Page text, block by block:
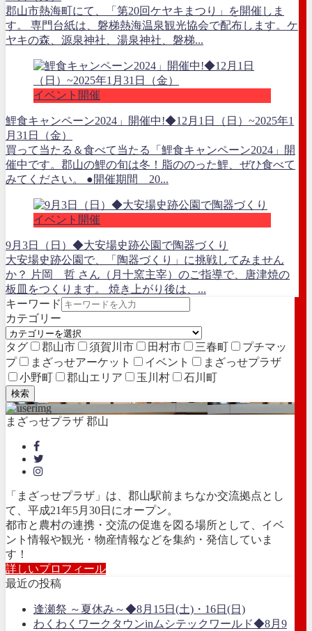
郡山市熱海町にて、「第20回ケヤキまつり」を開催しま
す。 専門台紙は、磐梯熱海温泉観光協会で配布します。ケ
ヤキの森、源泉神社、湯泉神社、磐梯...
イベント開催
鯉食キャンペーン2024」開催中!◆12月1日（日）~2025年1
月31日（金）
買って当たる＆食べて当たる「鯉食キャンペーン2024」開
催中です。郡山の鯉の旬は冬！脂ののった鯉、ぜひ食べて
みてください。 ●開催期間 20...
イベント開催
9月3日（日）◆大安場史跡公園で陶器づくり
大安場史跡公園で、「陶器づくり」に挑戦してみません
か？ 片岡 哲 さん（月十窯主宰）のご指導で、唐津焼の
板皿をつくります。 焼き上がり後は、...
キーワード
カテゴリー
タグ 郡山市 須賀川市 田村市 三春町
プチマッ
プ
まざっせアーケット イベント
まざっせプラザ
小野町
郡山エリア 玉川村 石川町
検索
まざっせプラザ 郡山
「まざっせプラザ」は、郡山駅前まちなか交流拠点とし
て、平成21年5月30日にオープン。
都市と農村の連携・交流の促進を図る場所として、イベ
ント情報や観光・物産情報などを集約・発信していま
す！
詳しいプロフィール
最近の投稿
逢瀬祭 ～夏休み～◆8月15日(土)・16日(日)
わくわくワークタウンinムシテックワールド◆8月9